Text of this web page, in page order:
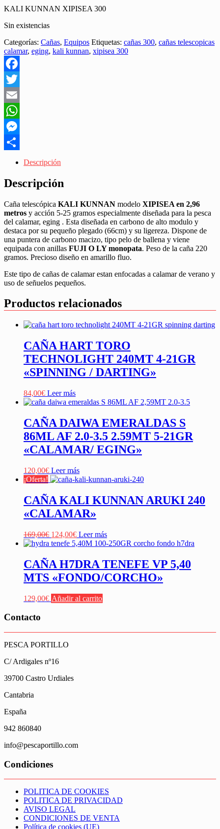
KALI KUNNAN XIPISEA 300
Sin existencias
Categorías: Cañas, Equipos Etiquetas: cañas 300, cañas telescopicas
calamar, eging, kali kunnan, xipisea 300
Facebook
Twitter
Email
WhatsApp
Messenger
Descripción
Descripción
Caña telescópica KALI KUNNAN modelo XIPISEA en 2,96
metros y acción 5-25 gramos especialmente diseñada para la pesca
del calamar, eging . Esta diseñada en carbono de alto modulo y
destaca por su pequeño plegado (66cm) y su ligereza. Dispone de
una puntera de carbono macizo, tipo pelo de ballena y viene
equipada con anillas FUJI O LY monopata. Peso de la caña 220
gramos. Precioso diseño en amarillo fluo.
Este tipo de cañas de calamar estan enfocadas a calamar de verano y
uso de señuelos pequeños.
Productos relacionados
CAÑA HART TORO
TECHNOLIGHT 240MT 4-21GR
«SPINNING / DARTING»
84,00€ Leer más
CAÑA DAIWA EMERALDAS S
86ML AF 2.0-3.5 2.59MT 5-21GR
«CALAMAR/ EGING»
120,00€ Leer más
¡Oferta!
CAÑA KALI KUNNAN ARUKI 240
«CALAMAR»
169,00€ El
precio
era:
169,00€.
124,00€El
precio
es:
124,00€.
Leer más
CAÑA H7DRA TENEFE VP 5,40
MTS «FONDO/CORCHO»
129,00€ Añadir al carrito
Contacto
PESCA PORTILLO
C/ Ardigales nº16
39700 Castro Urdiales
Cantabria
España
942 860840
info@pescaportillo.com
Condiciones
POLITICA DE COOKIES
POLITICA DE PRIVACIDAD
AVISO LEGAL
CONDICIONES DE VENTA
Política de cookies (UE)